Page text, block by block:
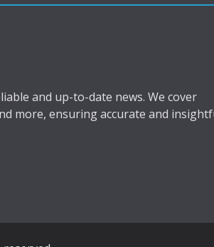
and up-to-date news. We cover
more, ensuring accurate and